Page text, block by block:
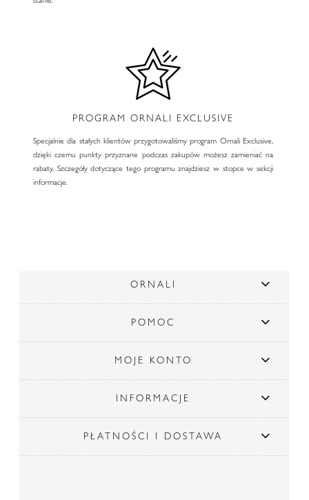
PROGRAM ORNALI EXCLUSIVE
Specjalnie dla stałych klientów przygotowaliśmy program Ornali Exclusive,
dzięki czemu punkty przyznane podczas zakupów możesz zamieniać na
rabaty. Szczegóły dotyczące tego programu znajdziesz w stopce w sekcji
informacje.
ORNALI
POMOC
MOJE KONTO
INFORMACJE
PŁATNOŚCI I DOSTAWA